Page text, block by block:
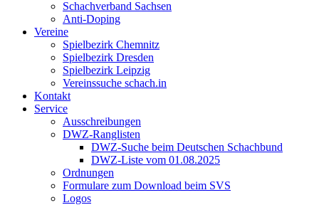
Schachverband Sachsen
Anti-Doping
Vereine
Spielbezirk Chemnitz
Spielbezirk Dresden
Spielbezirk Leipzig
Vereinssuche schach.in
Kontakt
Service
Ausschreibungen
DWZ-Ranglisten
DWZ-Suche beim Deutschen Schachbund
DWZ-Liste vom 01.08.2025
Ordnungen
Formulare zum Download beim SVS
Logos